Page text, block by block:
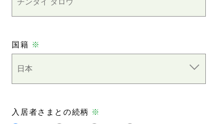
国籍 ※
入居者さまとの続柄 ※